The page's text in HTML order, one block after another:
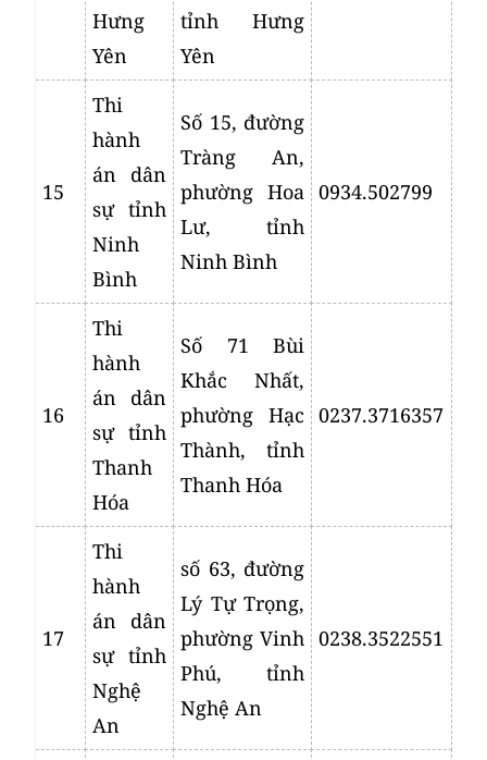
Hưng
Yên
tỉnh Hưng
Yên
15
Thi
hành
án dân
sự tỉnh
Ninh
Bình
Số 15, đường
Tràng An,
phường Hoa
Lư, tỉnh
Ninh Bình
0934.502799
16
Thi
hành
án dân
sự tỉnh
Thanh
Hóa
Số 71 Bùi
Khắc Nhất,
phường Hạc
Thành, tỉnh
Thanh Hóa
0237.3716357
17
Thi
hành
án dân
sự tỉnh
Nghệ
An
số 63, đường
Lý Tự Trọng,
phường Vinh
Phú, tỉnh
Nghệ An
0238.3522551